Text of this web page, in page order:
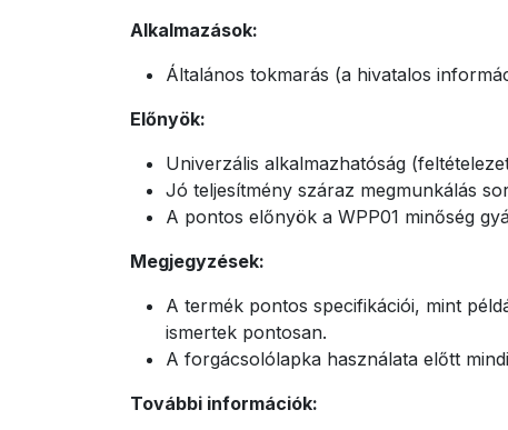
Alkalmazások:
Általános tokmarás (a hivatalos
Előnyök:
Univerzális alkalmazhatóság
Jó teljesítmény száraz megmunkálás
A pontos előnyök a WPP01 minőség
Megjegyzések:
A termék pontos specifikációi, mint
ismertek pontosan.
A forgácsolólapka használata előtt
További információk: